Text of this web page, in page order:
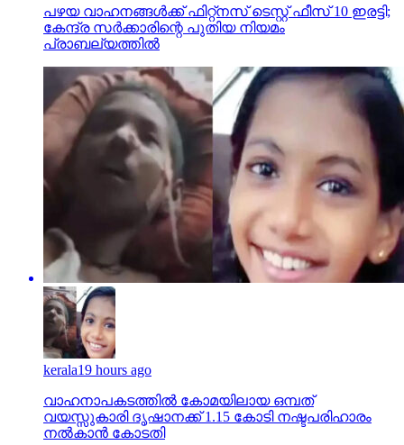
പഴയ വാഹനങ്ങള്‍ക്ക് ഫിറ്റ്‌നസ് ടെസ്റ്റ് ഫീസ് 10 ഇരട്ടി;
കേന്ദ്ര സര്‍ക്കാരിന്റെ പുതിയ നിയമം
പ്രാബല്യത്തില്‍
kerala19 hours ago
വാഹനാപകടത്തില്‍ കോമയിലായ ഒമ്പത്
വയസ്സുകാരി ദൃഷാനക്ക് 1.15 കോടി നഷ്ടപരിഹാരം
നല്‍കാന്‍ കോടതി